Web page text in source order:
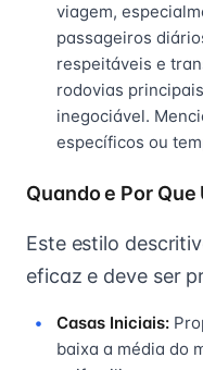
viagem,
passageiros
respeitáveis e
rodovias
inegociável.
específicos ou
Quando e Por
Este estilo
eficaz e deve ser
Casas Iniciais:
baixa a média do